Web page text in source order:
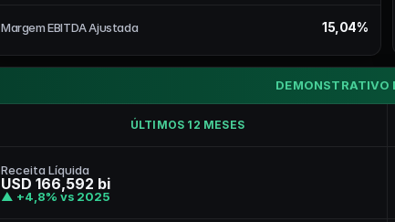
Margem EBITDA Ajustada 15,04%
DEMONSTRATIVO
ÚLTIMOS 12 MESES
Receita Líquida
USD 166,592 bi
▲ +4,8% vs 2025